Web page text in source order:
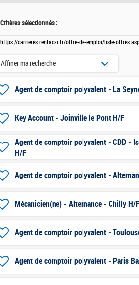
Critères sélectionnés :
https://carrieres.rentacar.fr/offre-de-emploi/liste-
Agent de comptoir polyvalent - La
Key Account - Joinville le Pont H/F
Agent de comptoir polyvalent - CDD -
H/F
Agent de comptoir polyvalent -
Mécanicien(ne) - Alternance - Chilly H/F
Agent de comptoir polyvalent -
Agent de comptoir polyvalent - Paris
Affiner ma recherche